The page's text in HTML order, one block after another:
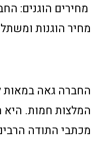
מחירים הוגנים:
מחיר הוגנות
החברה גאה במאות
המלצות חמות.
מכתבי התודה